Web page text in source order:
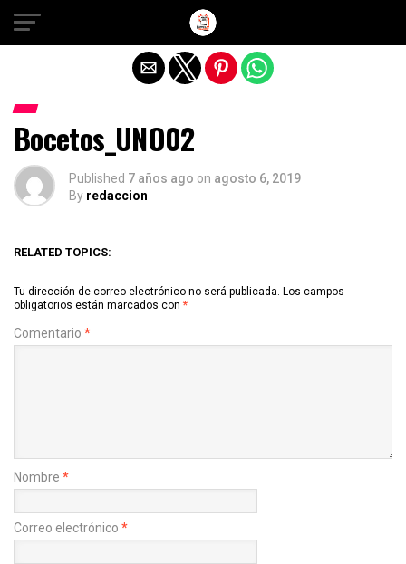
Bocetos_UNO02
Published 7 años ago on agosto 6, 2019
By redaccion
RELATED TOPICS:
Tu dirección de correo electrónico no será publicada. Los campos
obligatorios están marcados con *
Comentario *
Nombre *
Correo electrónico *
Salir de la versión móvil